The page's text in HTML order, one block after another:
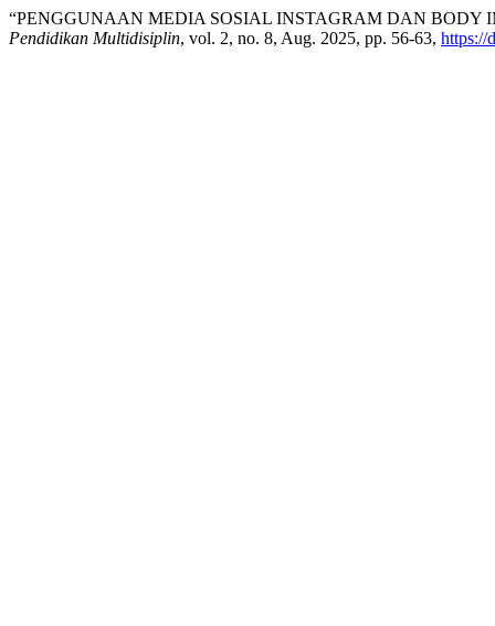
“PENGGUNAAN MEDIA SOSIAL INSTAGRAM DAN BODY
Pendidikan Multidisiplin, vol. 2, no. 8, Aug. 2025, pp. 56-63, https://